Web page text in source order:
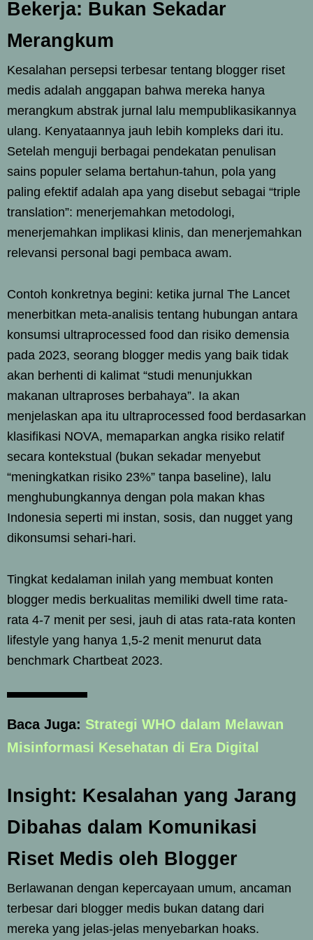
Bekerja: Bukan Sekadar
Merangkum
Kesalahan persepsi terbesar tentang blogger riset
medis adalah anggapan bahwa mereka hanya
merangkum abstrak jurnal lalu mempublikasikannya
ulang. Kenyataannya jauh lebih kompleks dari itu.
Setelah menguji berbagai pendekatan penulisan
sains populer selama bertahun-tahun, pola yang
paling efektif adalah apa yang disebut sebagai “triple
translation”: menerjemahkan metodologi,
menerjemahkan implikasi klinis, dan menerjemahkan
relevansi personal bagi pembaca awam.
Contoh konkretnya begini: ketika jurnal The Lancet
menerbitkan meta-analisis tentang hubungan antara
konsumsi ultraprocessed food dan risiko demensia
pada 2023, seorang blogger medis yang baik tidak
akan berhenti di kalimat “studi menunjukkan
makanan ultraproses berbahaya”. Ia akan
menjelaskan apa itu ultraprocessed food berdasarkan
klasifikasi NOVA, memaparkan angka risiko relatif
secara kontekstual (bukan sekadar menyebut
“meningkatkan risiko 23%” tanpa baseline), lalu
menghubungkannya dengan pola makan khas
Indonesia seperti mi instan, sosis, dan nugget yang
dikonsumsi sehari-hari.
Tingkat kedalaman inilah yang membuat konten
blogger medis berkualitas memiliki dwell time rata-
rata 4-7 menit per sesi, jauh di atas rata-rata konten
lifestyle yang hanya 1,5-2 menit menurut data
benchmark Chartbeat 2023.
Baca Juga: Strategi WHO dalam Melawan
Misinformasi Kesehatan di Era Digital
Insight: Kesalahan yang Jarang
Dibahas dalam Komunikasi
Riset Medis oleh Blogger
Berlawanan dengan kepercayaan umum, ancaman
terbesar dari blogger medis bukan datang dari
mereka yang jelas-jelas menyebarkan hoaks.